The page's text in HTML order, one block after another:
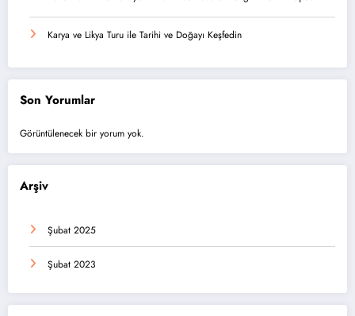
Karya ve Likya Turu ile Tarihi ve Doğayı Keşfedin
Son Yorumlar
Görüntülenecek bir yorum yok.
Arşiv
Şubat 2025
Şubat 2023